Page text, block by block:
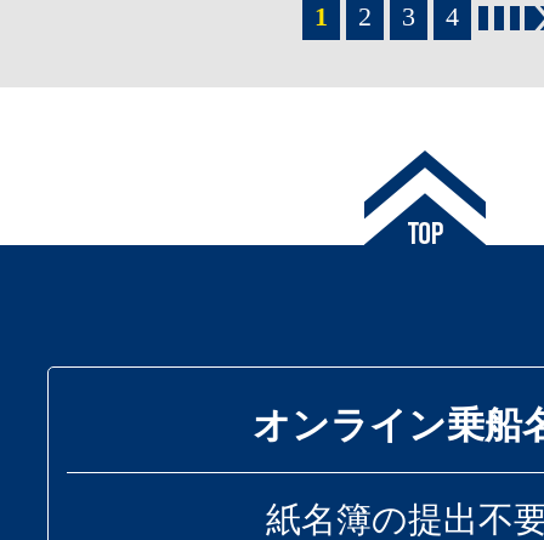
1 2 3 4
オンライン乗船
紙名簿の提出不